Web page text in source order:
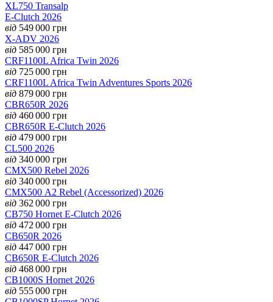
XL750 Transalp
E-Clutch 2026
від 549 000 грн
X-ADV 2026
від 585 000 грн
CRF1100L Africa Twin 2026
від 725 000 грн
CRF1100L Africa Twin Adventures Sports 2026
від 879 000 грн
CBR650R 2026
від 460 000 грн
CBR650R E-Clutch 2026
від 479 000 грн
CL500 2026
від 340 000 грн
CMX500 Rebel 2026
від 340 000 грн
CMX500 А2 Rebel (Accessorized) 2026
від 362 000 грн
CB750 Hornet E-Clutch 2026
від 472 000 грн
CB650R 2026
від 447 000 грн
CB650R E-Clutch 2026
від 468 000 грн
CB1000S Hornet 2026
від 555 000 грн